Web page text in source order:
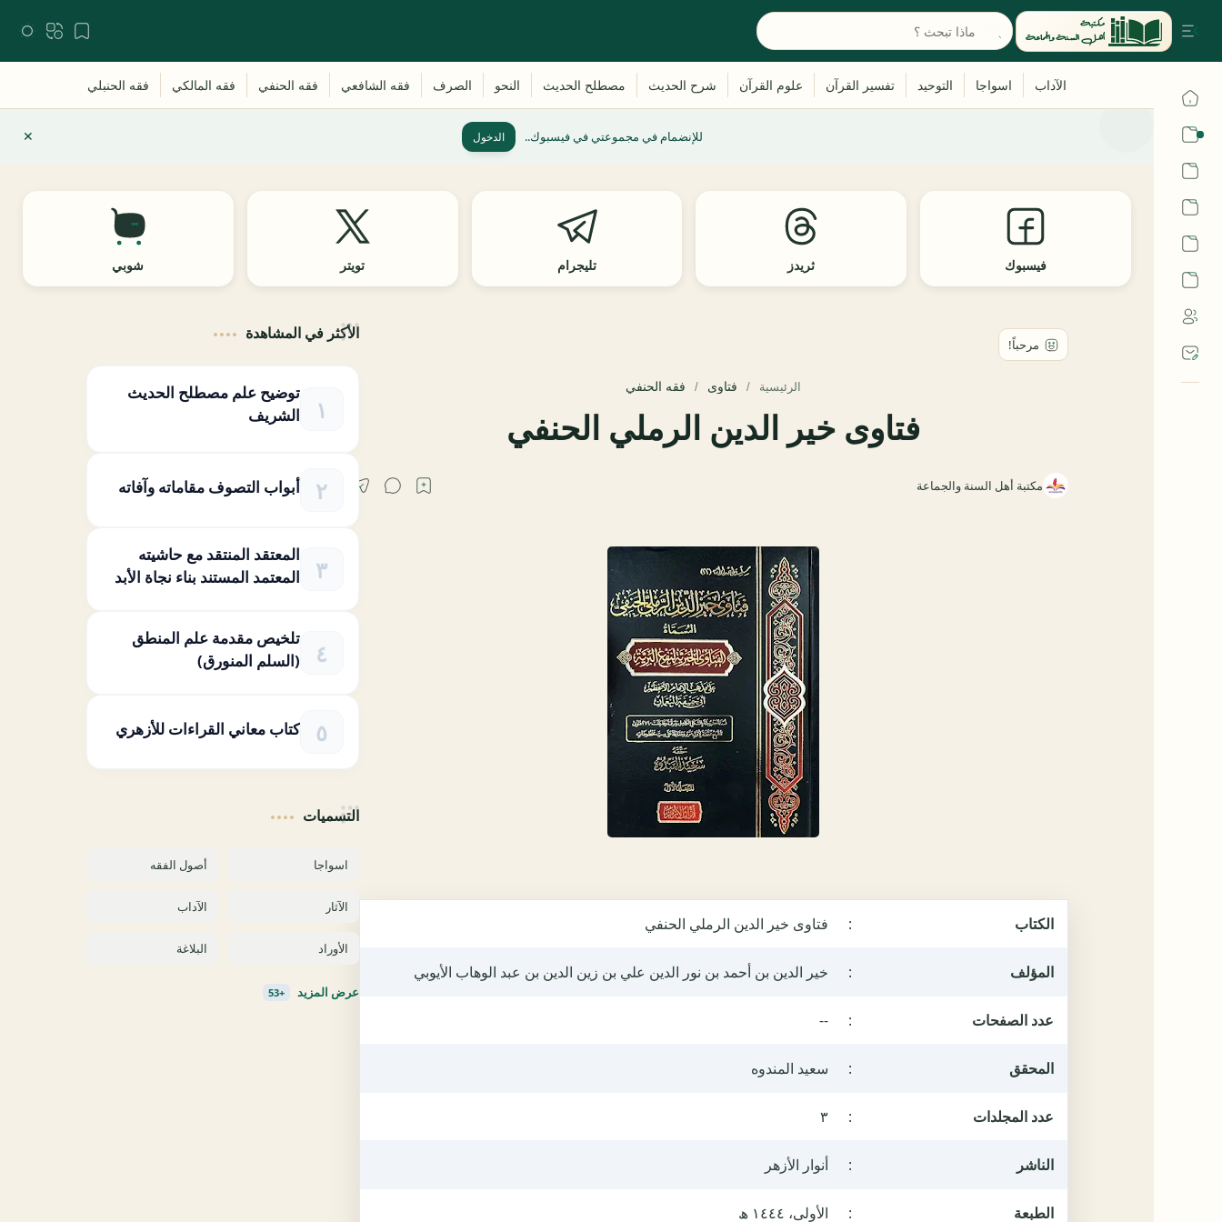
أشهر الحرم
للإنضمام في مجموعتي في فيسبوك.. الدخول
فيسبوك ثريدز تليجرام تويتر شوبي
الرئيسية فتاوى فقه الحنفي
فتاوى خير الدين الرملي الحنفي
الكتاب : فتاوى خير الدين الرملي الحنفي
المؤلف : خير الدين بن أحمد بن نور الدين علي بن زين الدين بن عبد الوهاب الأيوبي
عدد الصفحات :
--
المحقق : سعيد المندوه
عدد المجلدات : ٣
الناشر : أنوار الأزهر
الطبعة : الأولى، ١٤٤٤ ھ
الأكثر في المشاهدة
توضيح علم مصطلح الحديث
الشريف
أبواب التصوف مقاماته وآفاته
المعتقد المنتقد مع حاشيته
المعتمد المستند بناء نجاة الأبد
تلخيص مقدمة علم المنطق
(السلم المنورق)
كتاب معاني القراءات للأزهري
التسميات